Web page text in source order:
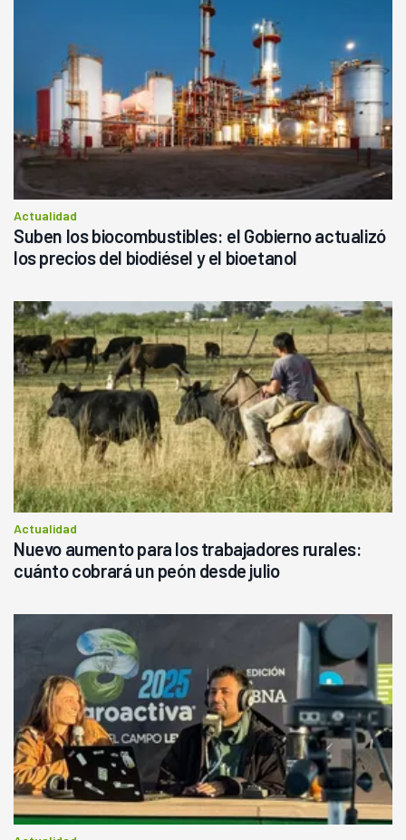
Actualidad
Suben los biocombustibles: el Gobierno actualizó
los precios del biodiésel y el bioetanol
Actualidad
Nuevo aumento para los trabajadores rurales:
cuánto cobrará un peón desde julio